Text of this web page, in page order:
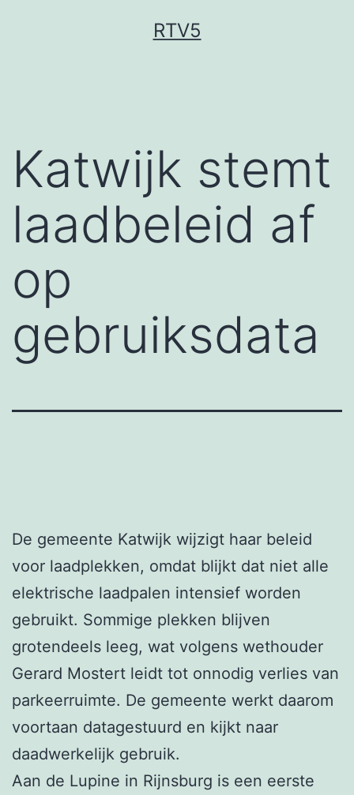
RTV5
Katwijk stemt
laadbeleid af
op
gebruiksdata
De gemeente Katwijk wijzigt haar beleid
voor laadplekken, omdat blijkt dat niet alle
elektrische laadpalen intensief worden
gebruikt. Sommige plekken blijven
grotendeels leeg, wat volgens wethouder
Gerard Mostert leidt tot onnodig verlies van
parkeerruimte. De gemeente werkt daarom
voortaan datagestuurd en kijkt naar
daadwerkelijk gebruik.
Aan de Lupine in Rijnsburg is een eerste